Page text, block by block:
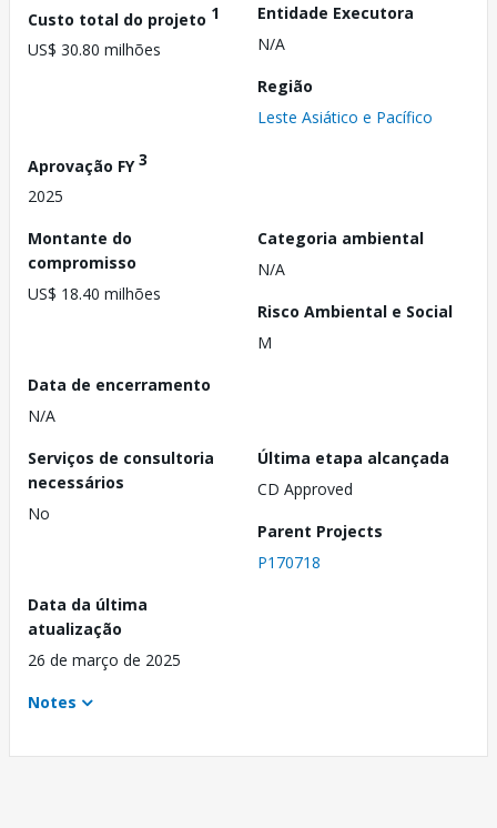
Custo total do projeto 1
US$ 30.80 milhões
Entidade Executora
N/A
Região
Leste Asiático e Pacífico
Aprovação FY3
2025
Montante do
compromisso
US$ 18.40 milhões
Categoria ambiental
N/A
Risco Ambiental e Social
M
Data de encerramento
N/A
Serviços de consultoria
necessários
No
Última etapa alcançada
CD Approved
Parent Projects
P170718
Data da última
atualização
26 de março de 2025
Notes